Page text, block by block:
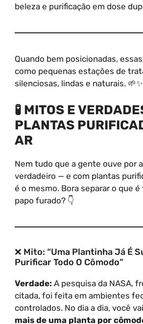
beleza e purificação em dose
Quando bem posicionadas,
como pequenas estações de
silenciosas, lindas e naturais. 🌱✨
🧪 MITOS E
PLANTAS
AR
Nem tudo que a gente ouve por
verdadeiro — e com plantas
é o mesmo. Bora separar o que
papo furado? 👇
❌ Mito: “Uma Plantinha Já É
Purificar Todo O Cômodo”
Verdade: A pesquisa da NASA,
citada, foi feita em ambientes
controlados. No dia a dia, você
mais de uma planta por